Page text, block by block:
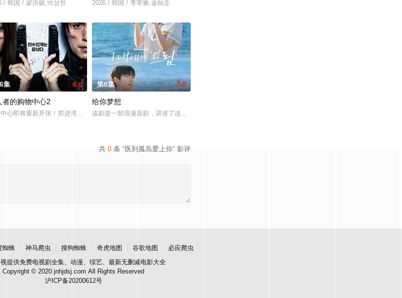
，还很怕婆婆，真实身份却是4年前突然隐退的杀手“翠鸟”。产假结束后，她又开始
失忆，住进拳击教练张泰河（丁海寅 饰）家中，对方还自称是她的男友。这段剪不断理还乱的棘手关系，能发展成一段真爱吗
/ 韩国 / 梁洪硕,박성현 2026 / 韩国 / 李宰焕,金灿圭
溃烙印的一个孩子和面对冷酷的偏见和命运，重新找回自己人生的女性故事。
集 6.0
者的购物中心2
心即将重新开张！郑进湾（李栋旭 饰）和郑智安（金慧峻 饰）叔侄档再度联手，制作规模、动作场面全部疯狂升级。玄理、冈田将生强势加
第8集 7.0
给你梦想
该剧是一部浪漫喜剧，讲述了连一个梦想都无所畏惧的十几岁，被现实挡住而受挫的二十几岁，像变成那样
共 0 条 “医到孤岛爱上你” 影评
蜘蛛 神马爬虫 搜狗蜘蛛 奇虎地图 谷歌地图
必应爬虫
提供免费电视剧全集、动漫、综艺、最新无删减电影大全
Copyright © 2020 jnhjdsj.com All Rights Reserved
沪ICP备20200612号